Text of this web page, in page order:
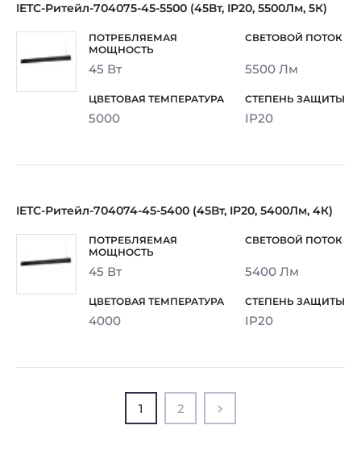
IETC-Ритейл-704075-45-5500 (45Вт, IP20, 5500Лм, 5К)
45 Вт 5500 Лм
5000 IP20
IETC-Ритейл-704074-45-5400 (45Вт, IP20, 5400Лм, 4К)
45 Вт 5400 Лм
4000 IP20
1 2